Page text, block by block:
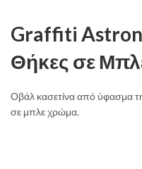
Graffiti
Θήκες σε
Οβάλ κασετίνα από ύφασμα
σε μπλε χρώμα.